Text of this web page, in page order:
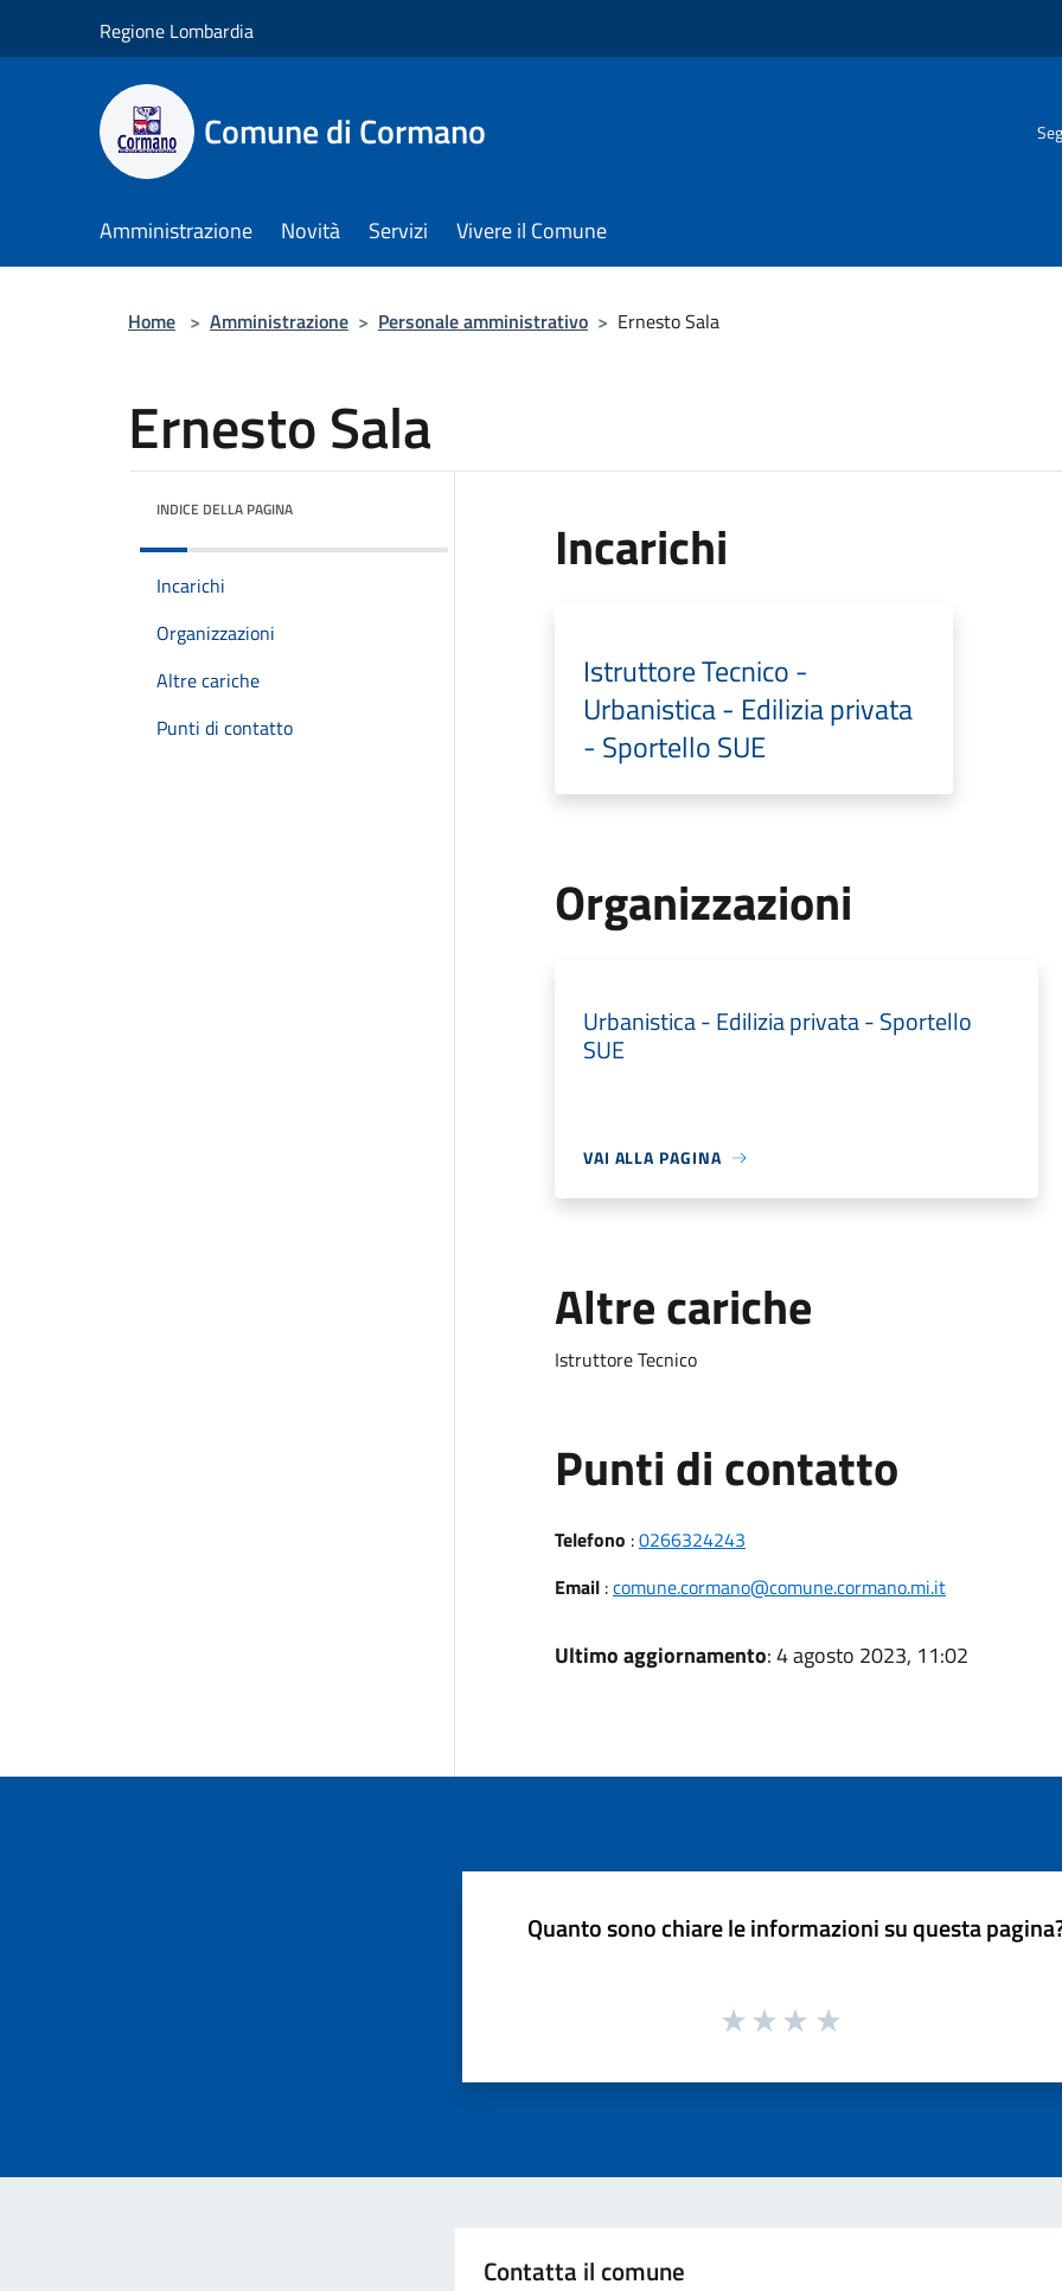
Regione Lombardia
Comune di Cormano
Amministrazione Novità Servizi Vivere il Comune
Home > Amministrazione > Personale amministrativo > Ernesto Sala
Ernesto Sala
INDICE DELLA PAGINA
Incarichi
Organizzazioni
Altre cariche
Punti di contatto
Incarichi
Istruttore Tecnico -
Urbanistica - Edilizia privata
- Sportello SUE
Organizzazioni
Urbanistica - Edilizia privata - Sportello
SUE
VAI ALLA PAGINA
Altre cariche
Istruttore Tecnico
Punti di contatto
Telefono :0266324243
Email:comune.cormano@comune.cormano.mi.it
Ultimo aggiornamento: 4 agosto 2023, 11:02
Quanto sono chiare le informazioni su questa
Contatta il comune